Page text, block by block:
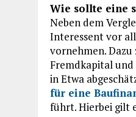
Wie sollte eine
Neben dem
Interessent vor
vornehmen.
Fremdkapital und
in Etwa
für eine
führt. Hierbei gilt